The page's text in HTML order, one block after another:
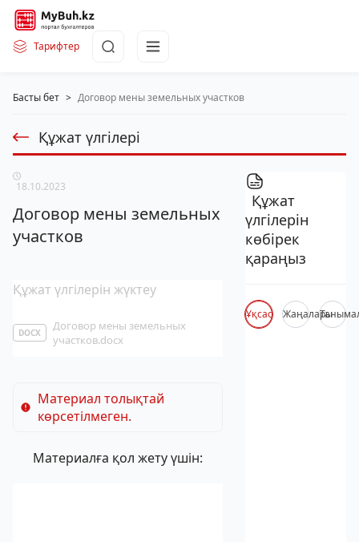
Тарифтер
Басты бет > Договор мены земельных участков
Құжат үлгілері
18.10.2023
Договор мены земельных
участков
Құжат үлгілерін жүктеу
DOCX
Договор мены земельных
участков.docx
Материал толықтай
көрсетілмеген.
Материалға қол жету үшін:
Құжат
үлгілерін
көбірек
қараңыз
Ұқсас Жаңалары